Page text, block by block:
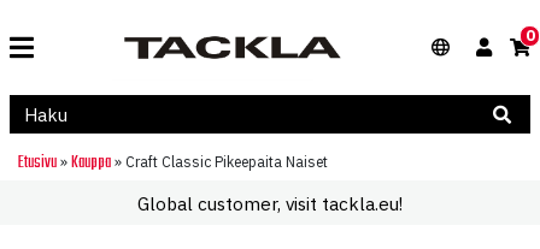
0
Etusivu » Kauppa » Craft Classic Pikeepaita Naiset
Global customer, visit tackla.eu!